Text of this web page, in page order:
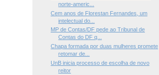
norte-americ...
Cem anos de Florestan Fernandes, um
intelectual do...
MP de Contas/DF pede ao Tribunal de
Contas do DF q...
Chapa formada por duas mulheres promete
retomar de...
UnB inicia processo de escolha de novo
reitor